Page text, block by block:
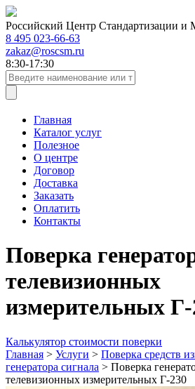
Российский Центр Стандартизации и
8 495 023-66-63
zakaz@roscsm.ru
8:30-17:30
Главная
Каталог услуг
Полезное
О центре
Договор
Доставка
Заказать
Оплатить
Контакты
Поверка
телевизионных
измерительных Г-
Калькулятор стоимости поверки
Главная > Услуги > Поверка средств
генератора сигнала > Поверка
телевизионных измерительных Г-230